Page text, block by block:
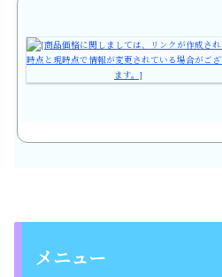
メニュー